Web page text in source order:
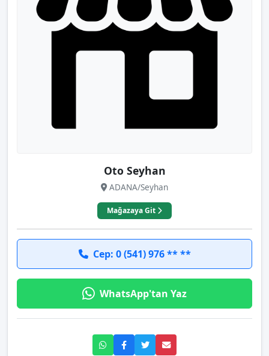
Oto Seyhan
ADANA/Seyhan
Mağazaya Git
Cep: 0 (541) 976 ** **
WhatsApp'tan Yaz